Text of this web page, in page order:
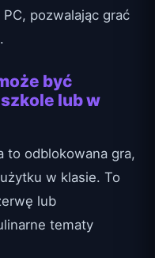
pozwalając grać
być
lub w
to odblokowana gra,
w klasie. To
lub
tematy